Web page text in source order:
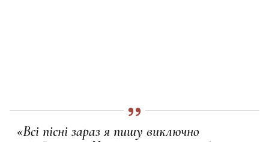
«Всі пісні зараз я пишу виключно